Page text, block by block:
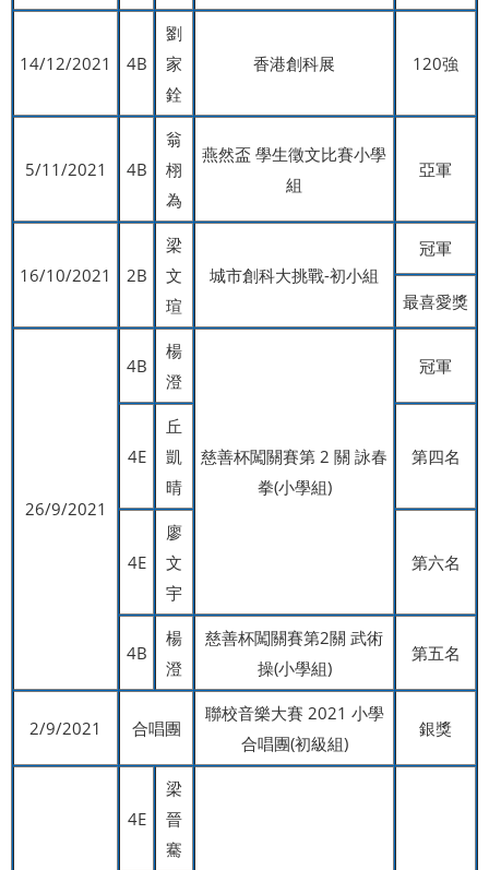
14/12/2021 4B
劉
家
銓
香港創科展 120強
5/11/2021 4B
翁
栩
為
燕然盃 學生徵文比賽小學
組
亞軍
16/10/2021 2B
梁
文
瑄
城市創科大挑戰-初小組
冠軍
最喜愛獎
26/9/2021
4B
楊
澄
慈善杯闖關賽第 2 關 詠春
拳(小學組)
冠軍
4E
丘
凱
晴
第四名
4E
廖
文
宇
第六名
4B
楊
澄
慈善杯闖關賽第2關 武術
操(小學組)
第五名
2/9/2021 合唱團
聯校音樂大賽 2021 小學
合唱團(初級組)
銀獎
4E
梁
晉
騫